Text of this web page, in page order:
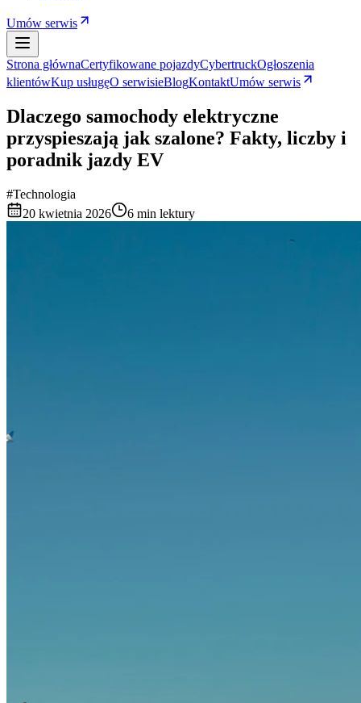
Umów serwis
Strona głównaCertyfikowane pojazdyCybertruckOgłoszenia
klientówKup usługęO serwisieBlogKontaktUmów serwis
Dlaczego samochody elektryczne
przyspieszają jak szalone? Fakty, liczby i
poradnik jazdy EV
#Technologia
20 kwietnia 2026
6 min lektury